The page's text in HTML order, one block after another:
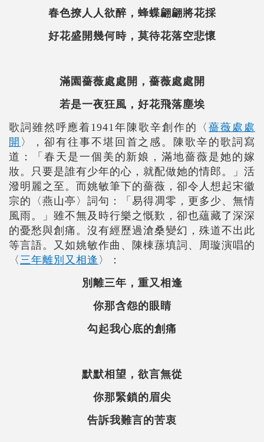
春色撩人人欲醉，蜂蝶翩翩將花採
好花盛開幾何時，莫待花落空悲懷
滿園薔薇處處開，薔薇處處開
若是一夜狂風，好花飛落塵埃
歌詞雖然呼應着1941年陳歌辛創作的〈薔薇處處
開 〉，卻有往事不堪回首之感。陳歌辛的歌詞寫
道：「春天是一個美的新娘，滿地薔薇是她的嫁
妝。只要是誰有少年的心，就配做她的情郎。」活
潑明麗之至。而姚敏筆下的薔薇，卻令人想起宋徽
宗的〈燕山亭〉詞句：「易得凋零，更多少、無情
風雨。」雖不無及時行樂之慨歎，卻也蘊藏了深深
的憂愁與創痛。沒有經歷過滄桑變幻，殊道不出此
等言語。又如姚敏作曲、陳棟蓀填詞、周璇演唱的
〈 三年離別又相逢 〉：
別離三年，重又相逢
你那含怨的眼睛
勾起我心底的創痛
默默相望，欲言無從
你那緊鎖的眉尖
告訴我難言的苦衷